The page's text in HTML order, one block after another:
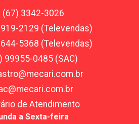
(67) 3342-3026
2129 (Televendas)
5368 (Televendas)
99955-0485 (SAC)
de Atendimento
a Sexta-feira